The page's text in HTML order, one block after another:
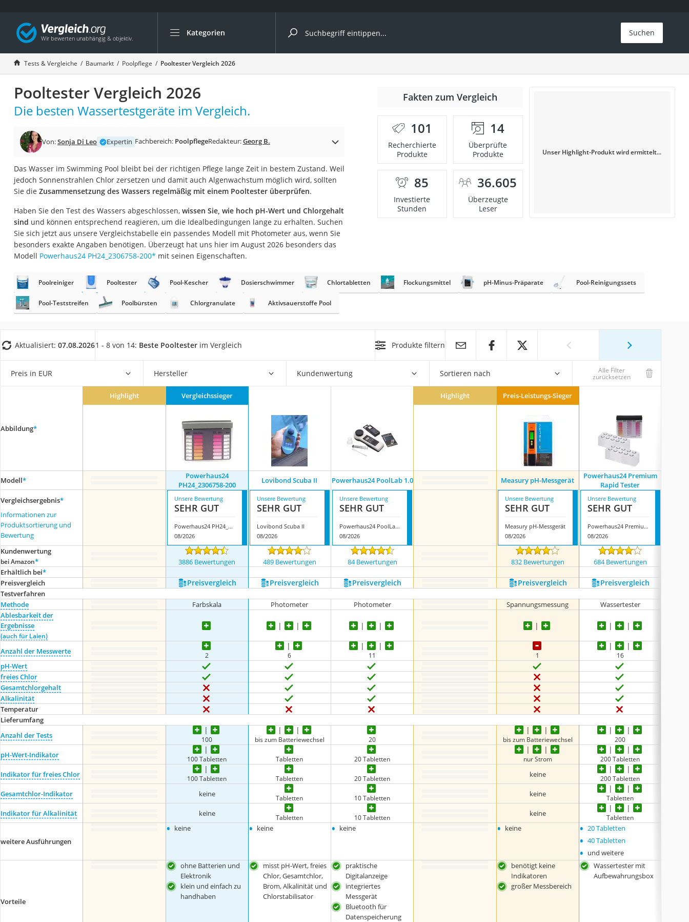
Kategorien
Die beliebtesten Vergleiche nach Kategorie
Baumarkt
Tresor feuerfest
Makita-Akku-Rasenmäher
Kappsäge
Smartes Türschloss
Akku-Rasentrimmer
Split-Klimaanlage 2 Innengeräte
Pelletofen
Tiefbrunnenpumpe
Fliesenschneider
Hochdruckreiniger
Überwachungskamera
Benzinrasenmäher mit Elektrostart
Winterharte Palmen
Gasdurchlauferhitzer
Service
Suchen
Tests & Vergleiche Baumarkt Poolpflege Pooltester Vergleich 2026
Pooltester Vergleich 2026
Die besten Wassertestgeräte im Vergleich.
Von:Sonja Di Leo Expertin Fachbereich: PoolpflegeRedakteur:Georg B.
Das Wasser im Swimming Pool bleibt bei der richtigen Pflege lange Zeit in bestem Zustand. Weil
jedoch Sonnenstrahlen Chlor zersetzen und damit auch Algenwachstum möglich wird, sollten
Sie die Zusammensetzung des Wassers regelmäßig mit einem Pooltester überprüfen.
Haben Sie den Test des Wassers abgeschlossen, wissen Sie, wie hoch pH-Wert und Chlorgehalt
sind und können entsprechend reagieren, um die Idealbedingungen lange zu erhalten. Suchen
Sie sich jetzt aus unsere Vergleichstabelle ein passendes Modell mit Photometer aus, wenn Sie
besonders exakte Angaben benötigen. Überzeugt hat uns hier im August 2026 besonders das
Modell Powerhaus24 PH24_2306758-200* mit seinen Eigenschaften.
Fakten zum Vergleich
101
Recherchierte
Produkte
14
Überprüfte
Produkte
85
Investierte
Stunden
36.605
Überzeugte
Leser
Unser Highlight-Produkt wird ermittelt...
Poolreiniger Pooltester Pool-Kescher Dosierschwimmer Chlortabletten Flockungsmittel pH-Minus-Präparate Pool-Reinigungssets
Pool-Teststreifen Poolbürsten Chlorgranulate Aktivsauerstoffe Pool
Aktualisiert: 07.08.20261 - 8 von 14: Beste Pooltester im Vergleich Produkte filtern
Preis in EUR Hersteller Kundenwertung Sortieren nach Alle Filter
zurücksetzen
Abbildung*
Highlight Vergleichssieger Highlight Preis-Leistungs-Sieger
Modell*
Powerhaus24
PH24_2306758-200
Lovibond Scuba II Powerhaus24 PoolLab 1.0 Measury pH-Messgerät
Powerhaus24 Premium
Rapid Tester
Vergleichsergebnis*
Informationen zur
Produktsortierung und
Bewertung
Unsere Bewertung
SEHR GUT
Powerhaus24 PH24_2306758-200
08/2026
Unsere Bewertung
SEHR GUT
Lovibond Scuba II
08/2026
Unsere Bewertung
SEHR GUT
Powerhaus24 PoolLab 1.0
08/2026
Unsere Bewertung
SEHR GUT
Measury pH-Messgerät
08/2026
Unsere Bewertung
SEHR GUT
Powerhaus24 Premium Rapid Tester
08/2026
Kundenwertung
bei Amazon* 3886 Bewertungen 489 Bewertungen 84 Bewertungen 832 Bewertungen 684 Bewertungen
Erhältlich bei*
Preis­vergleich
Preis­vergleich Preis­vergleich Preis­vergleich Preis­vergleich Preis­vergleich
Testverfahren
Methode
Farbskala Photometer Photometer Spannungsmessung ‎Wassertester
Ablesbarkeit der
Ergebnisse
(auch für Laien)
Anzahl der Messwerte 2 6 11 1 16
pH-Wert
freies Chlor
Gesamtchlorgehalt
Alkalinität
Temperatur
Lieferumfang
Anzahl der Tests
100 bis zum Batteriewechsel 20 bis zum Batteriewechsel 200
pH-Wert-Indikator 100 Tabletten Tabletten 20 Tabletten nur Strom 200 Tabletten
Indikator für freies Chlor 100 Tabletten Tabletten 20 Tabletten keine 200 Tabletten
Gesamtchlor-Indikator keine Tabletten 10 Tabletten keine Tabletten
Indikator für Alkalinität keine Tabletten 10 Tabletten keine Tabletten
weitere Ausführungen
• keine • keine • keine • keine • 20 Tabletten
• 40 Tabletten
• und weitere
Vorteile
ohne Batterien und
Elektronik
klein und einfach zu
handhaben
misst pH-Wert, freies
Chlor, Gesamtchlor,
Brom, Alkalinität und
Chlorstabilisator
praktische
Digitalanzeige
integriertes
Messgerät
Bluetooth für
Datenspeicherung
benötigt keine
Indikatoren
großer Messbereich
Wassertester mit
Aufbewahrungsbox